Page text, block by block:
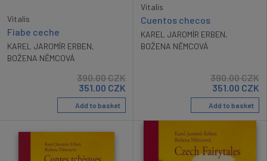
Vitalis
Fiabe ceche
KAREL JAROMÍR ERBEN,
BOŽENA NĚMCOVÁ
390.00CZK
351.00 CZK
Add to basket
Vitalis
Cuentos checos
KAREL JAROMÍR ERBEN,
BOŽENA NĚMCOVÁ
390.00CZK
351.00 CZK
Add to basket